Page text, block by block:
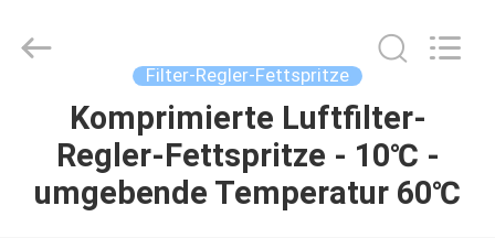
HAUS
PRODUKTE
Export
Co.,Ltd..
Filter-Regler-Fettspritze
Komprimierte Luftfilter-
Regler-Fettspritze - 10℃ -
umgebende Temperatur 60℃